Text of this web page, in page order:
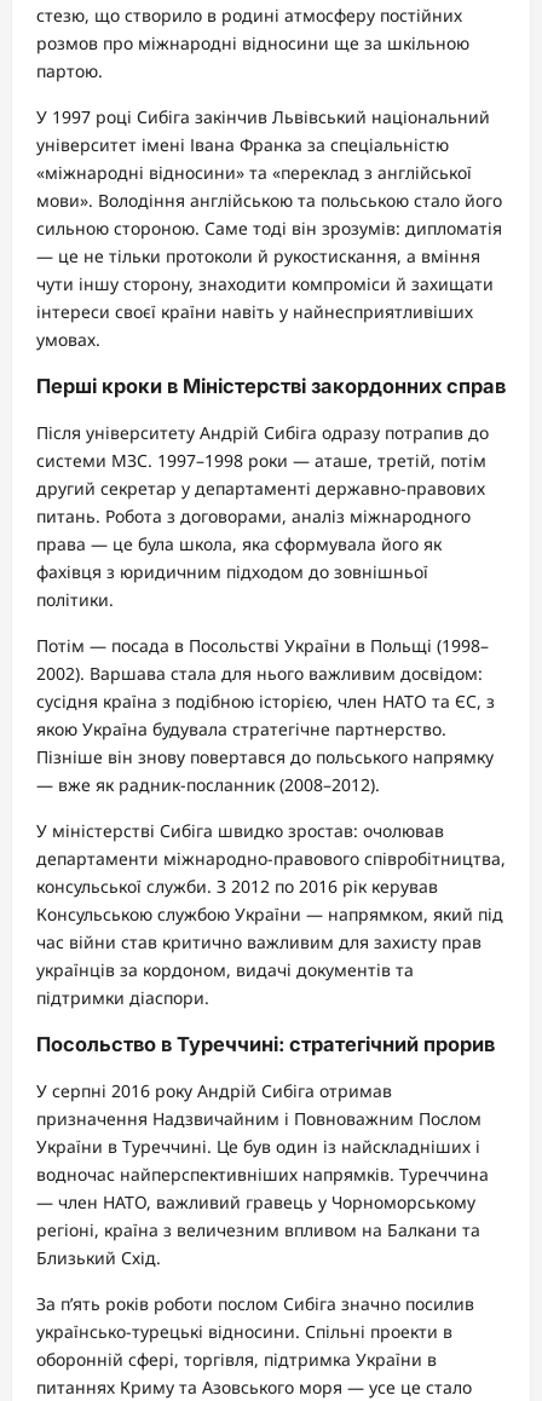
стезю, що створило в родині атмосферу постійних
розмов про міжнародні відносини ще за шкільною
партою.
У 1997 році Сибіга закінчив Львівський національний
університет імені Івана Франка за спеціальністю
«міжнародні відносини» та «переклад з англійської
мови». Володіння англійською та польською стало його
сильною стороною. Саме тоді він зрозумів: дипломатія
— це не тільки протоколи й рукостискання, а вміння
чути іншу сторону, знаходити компроміси й захищати
інтереси своєї країни навіть у найнесприятливіших
умовах.
Перші кроки в Міністерстві закордонних справ
Після університету Андрій Сибіга одразу потрапив до
системи МЗС. 1997–1998 роки — аташе, третій, потім
другий секретар у департаменті державно-правових
питань. Робота з договорами, аналіз міжнародного
права — це була школа, яка сформувала його як
фахівця з юридичним підходом до зовнішньої
політики.
Потім — посада в Посольстві України в Польщі (1998–
2002). Варшава стала для нього важливим досвідом:
сусідня країна з подібною історією, член НАТО та ЄС, з
якою Україна будувала стратегічне партнерство.
Пізніше він знову повертався до польського напрямку
— вже як радник-посланник (2008–2012).
У міністерстві Сибіга швидко зростав: очолював
департаменти міжнародно-правового співробітництва,
консульської служби. З 2012 по 2016 рік керував
Консульською службою України — напрямком, який під
час війни став критично важливим для захисту прав
українців за кордоном, видачі документів та
підтримки діаспори.
Посольство в Туреччині: стратегічний прорив
У серпні 2016 року Андрій Сибіга отримав
призначення Надзвичайним і Повноважним Послом
України в Туреччині. Це був один із найскладніших і
водночас найперспективніших напрямків. Туреччина
— член НАТО, важливий гравець у Чорноморському
регіоні, країна з величезним впливом на Балкани та
Близький Схід.
За п’ять років роботи послом Сибіга значно посилив
українсько-турецькі відносини. Спільні проекти в
оборонній сфері, торгівля, підтримка України в
питаннях Криму та Азовського моря — усе це стало